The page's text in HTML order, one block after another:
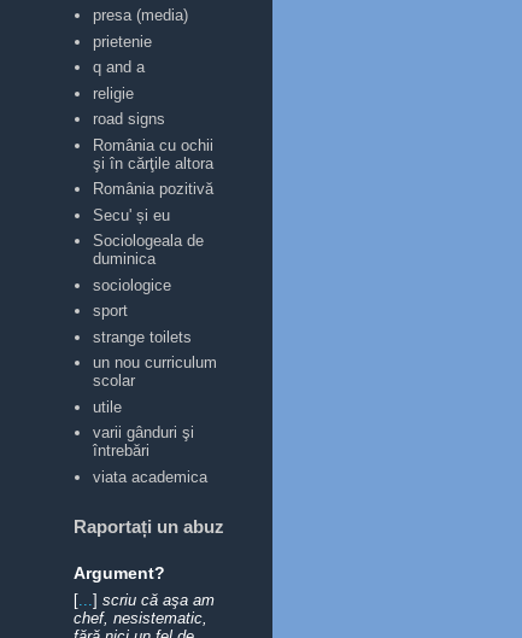
presa (media)
prietenie
q and a
religie
road signs
România cu ochii
şi în cărţile altora
România pozitivă
Secu' și eu
Sociologeala de
duminica
sociologice
sport
strange toilets
un nou curriculum
scolar
utile
varii gânduri şi
întrebări
viata academica
Raportați un abuz
Argument?
[...] scriu că aşa am
chef, nesistematic,